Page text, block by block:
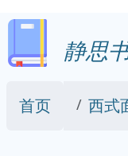
静思
首页 西式